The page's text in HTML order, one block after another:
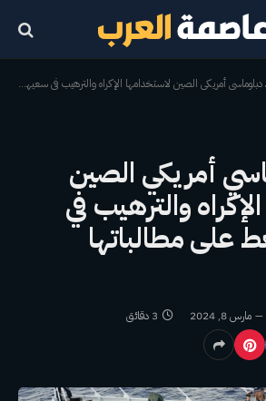
أمريكي الصين لاستخدامها الإكراه والترهيب في سعيها للضغط على مطالباتها البحرية
أمريكي الصين
والترهيب في
على مطالباتها
مارس 8, 2024 3 دقائق